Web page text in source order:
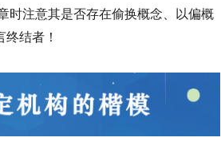
时注意其是否存在偷换概念、以偏概
结者！